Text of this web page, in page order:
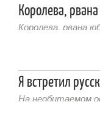
Королева,
Королева, рвана
Я встретил
На необитаемом